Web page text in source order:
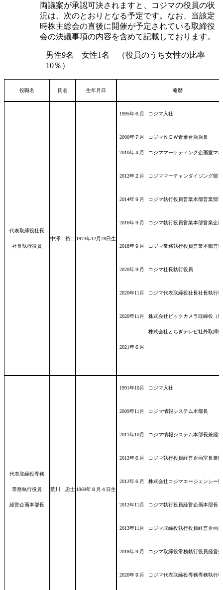
両議案が承認可決されますと、コジマの役員の状
況は、次のとおりとなる予定です。なお、当該定
時株主総会の直後に開催が予定されている取締役
会の決議事項の内容を含めて記載しております。
男性9名 女性1名 （役員のうち女性の比率
10％）
役職名 氏名 生年月日 略歴
代表取締役社長
社長執行役員
中澤 裕二 1973年12月28日生
1995年６月 コジマ入社
2000年７月
2010年４月
コジマＮＥＷ青葉台店店長
コジママーケティング企画室マ
2012年２月 コジママーチャンダイジング部
2014年９月 コジマ執行役員営業本部営業部
2016年９月 コジマ執行役員営業本部営業企
2018年９月 コジマ常務執行役員営業本部営
2020年９月 コジマ社長執行役員
2020年11月 コジマ代表取締役社長社長執行
2020年11月
2021年６月
株式会社ビックカメラ取締役（
株式会社とちぎテレビ社外取締
代表取締役専務
専務執行役員
経営企画本部長
荒川 忠士 1969年８月４日生
1991年10月 コジマ入社
2009年11月 コジマ情報システム本部長
2011年10月 コジマ情報システム本部長兼経
2012年６月 コジマ執行役員経営企画室長兼
2012年６月 株式会社コジマエージェンシー
2012年11月 コジマ執行役員経営企画本部長
2013年11月 コジマ取締役執行役員経営企画
2018年９月 コジマ取締役常務執行役員経営
2020年９月 コジマ代表取締役専務専務執行